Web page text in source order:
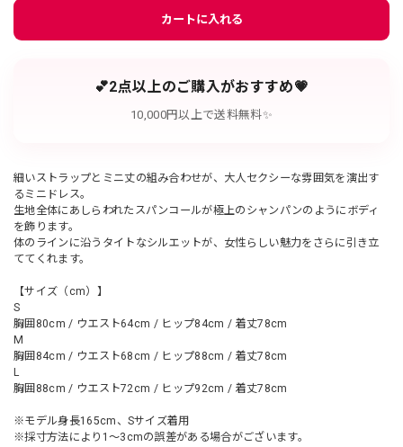
カートに入れる
💕2点以上のご購入がおすすめ💗
10,000円以上で送料無料✨
細いストラップとミニ丈の組み合わせが、大人セクシーな雰囲気を演出す
るミニドレス。
生地全体にあしらわれたスパンコールが極上のシャンパンのようにボディ
を飾ります。
体のラインに沿うタイトなシルエットが、女性らしい魅力をさらに引き立
ててくれます。
【サイズ（cm）】
S
胸囲80cm / ウエスト64cm / ヒップ84cm / 着丈78cm
M
胸囲84cm / ウエスト68cm / ヒップ88cm / 着丈78cm
L
胸囲88cm / ウエスト72cm / ヒップ92cm / 着丈78cm
※モデル身長165cm、Sサイズ着用
※採寸方法により1～3cmの誤差がある場合がございます。